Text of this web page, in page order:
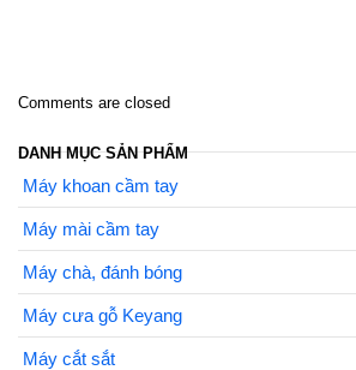
Comments are closed
DANH MỤC SẢN PHẨM
Máy khoan cầm tay
Máy mài cầm tay
Máy chà, đánh bóng
Máy cưa gỗ Keyang
Máy cắt sắt